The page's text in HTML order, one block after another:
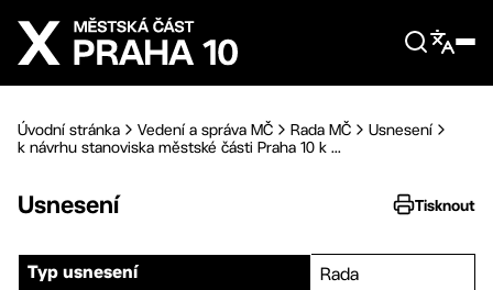
Přejít na hlavní obsah
Úvodní stránka Vedení a správa MČ Rada MČ
Usnesení
k návrhu stanoviska městské části Praha 10 k ...
Usnesení Tisknout
Typ usnesení Rada